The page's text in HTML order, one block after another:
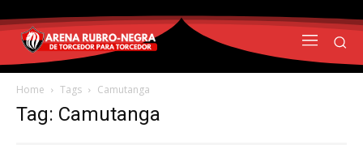
Home Tags Camutanga
Tag: Camutanga